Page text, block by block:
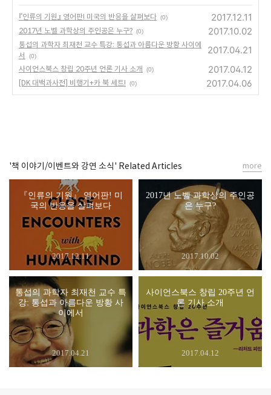
『인류의 기원』 영어판! 미국의 반응을 살펴보다 (0) 2017.12.11
2017년 노벨 과학상의 주인공은 누구? (0) 2017.10.02
통섭의 과학자 최재천 교수 특강: 통섭과 아름다운 방황 사이에
서
(0)
2017.04.21
사이언스북스 창립 20주년 언론 기사 소개 (0) 2017.04.12
[DK 대백과사전] 비행기+카 북 세트! (0) 2017.04.06
'책 이야기/이벤트와 강연 소식' Related Articles
『인류의 기원』 영어판! 미
국의 반응을 살펴보다
2017.12.11
2017년 노벨 과학상의 주인공
은 누구?
2017.10.02
통섭의 과학자 최재천 교수 특
강: 통섭과 아름다운 방황 사
이에서
2017.04.21
사이언스북스 창립 20주년 언
론 기사 소개
2017.04.12
more